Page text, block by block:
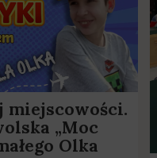
miejscowości.
„Moc
Olka